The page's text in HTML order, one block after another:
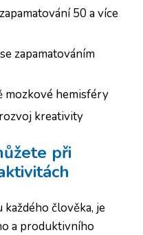
50 a více
zapamatováním
mozkové hemisféry
kreativity
při
každého člověka, je
a produktivního